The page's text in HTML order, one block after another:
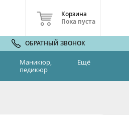
Корзина
Пока пуста
ОБРАТНЫЙ ЗВОНОК
Маникюр,
педикюр
Ещё